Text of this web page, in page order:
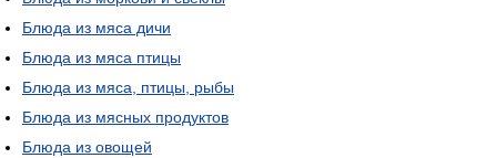
Блюда из мяса дичи
Блюда из мяса птицы
Блюда из мяса, птицы, рыбы
Блюда из мясных продуктов
Блюда из овощей